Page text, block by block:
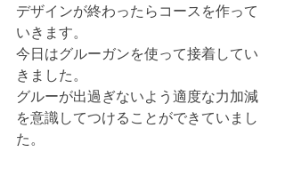
デザインが終わったらコースを作って
いきます。
今日はグルーガンを使って接着してい
きました。
グルーが出過ぎないよう適度な力加減
を意識してつけることができていまし
た。